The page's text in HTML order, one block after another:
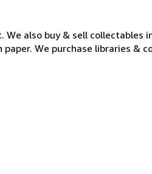
also buy & sell collectables
We purchase libraries &